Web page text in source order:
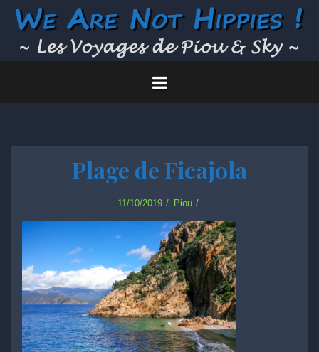
Skip
Plage de Ficajola
11/10/2019 Piou